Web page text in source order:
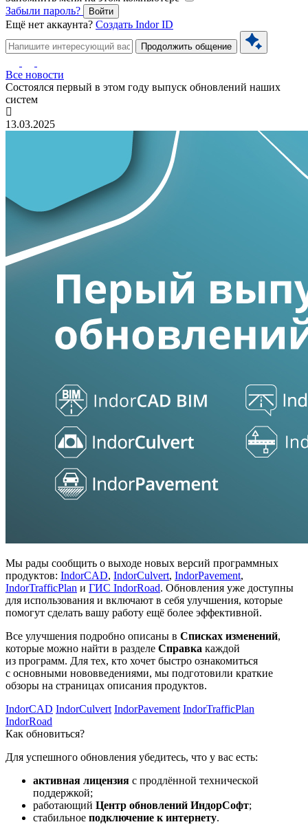
Забыли пароль?
Войти
Ещё нет аккаунта? Создать Indor ID
Продолжить общение
Все новости
Состоялся первый в этом году выпуск обновлений наших
систем
13.03.2025
Мы рады сообщить о выходе новых версий программных
продуктов: IndorCAD, IndorCulvert, IndorPavement,
IndorTrafficPlan и ГИС IndorRoad. Обновления уже доступны
для использования и включают в себя улучшения, которые
помогут сделать вашу работу ещё более эффективной.
Все улучшения подробно описаны в Списках изменений,
которые можно найти в разделе Справка каждой
из программ. Для тех, кто хочет быстро ознакомиться
с основными нововведениями, мы подготовили краткие
обзоры на страницах описания продуктов.
IndorCAD IndorCulvert IndorPavement IndorTrafficPlan
IndorRoad
Как обновиться?
Для успешного обновления убедитесь, что у вас есть:
активная лицензия с продлённой технической
поддержкой;
работающий Центр обновлений ИндорСофт;
стабильное подключение к интернету.